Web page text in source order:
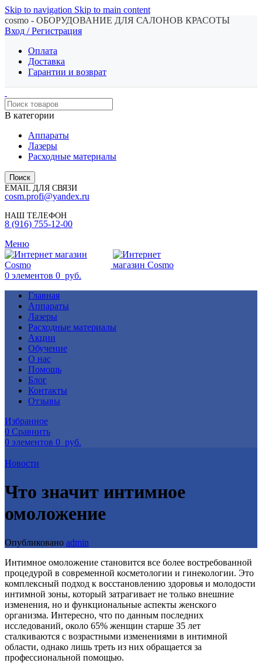
Skip to navigation Skip to main content
cosmo - ОБОРУДОВАНИЕ ДЛЯ САЛОНОВ КРАСОТЫ
Вход / Регистрация
Оплата
Доставка
Гарантии и возврат
В категории
Аппараты
Лазеры
Расходные материалы
Поиск
EMAIL ДЛЯ СВЯЗИ
cosm.profi@yandex.ru
НАШ ТЕЛЕФОН
8 (916) 755-12-00
Меню
0 элементов 0 руб.
Главная
Аппараты
Лазеры
Расходные материалы
Акции
Обучение
О нас
Помощь
Блог
Контакты
Отзывы
Избранное
0 Сравнить
0 элементов 0 руб.
Новости
Что значит интимное
омоложение
Опубликовано admin
Интимное омоложение становится все более востребованной
процедурой в современной косметологии и гинекологии. Это
комплексный подход к восстановлению здоровья и молодости
интимной зоны, который затрагивает не только внешние
изменения, но и функциональные аспекты женского
организма. Интересно, что по данным последних
исследований, около 65% женщин старше 35 лет
сталкиваются с возрастными изменениями в интимной
области, однако лишь треть из них обращается за
профессиональной помощью.